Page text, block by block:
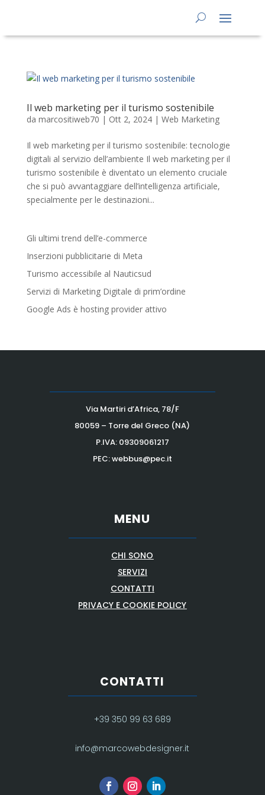
Il web marketing per il turismo sostenibile
da marcositiweb70 | Ott 2, 2024| Web Marketing
Il web marketing per il turismo sostenibile: tecnologie
digitali al servizio dell’ambiente Il web marketing per il
turismo sostenibile è diventato un elemento cruciale
che si può avvantaggiare dell’intelligenza artificiale,
specialmente per le destinazioni...
Gli ultimi trend dell’e-commerce
Inserzioni pubblicitarie di Meta
Turismo accessibile al Nauticsud
Servizi di Marketing Digitale di prim’ordine
Google Ads è hosting provider attivo
Via Martiri d’Africa, 78/F
80059 – Torre del Greco (NA)
P.IVA: 09309061217
PEC: webbus@pec.it
MENU
CHI SONO
SERVIZI
CONTATTI
PRIVACY E COOKIE POLICY
CONTATTI
+39 350 99 63 689
info@marcowebdesigner.it